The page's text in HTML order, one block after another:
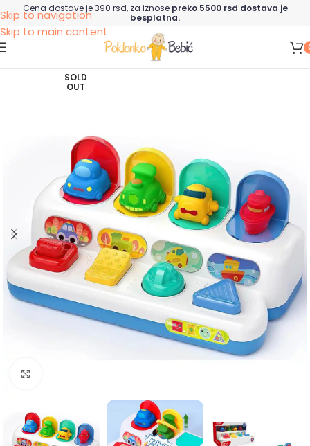
Skip to navigation
Skip to main content
Cena dostave je 390 rsd, za iznose preko 5500 rsd dostava je
besplatna.
SOLD
OUT